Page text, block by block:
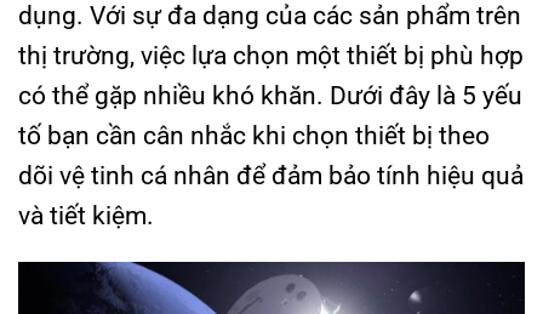
dụng. Với sự đa dạng của các sản phẩm trên
thị trường, việc lựa chọn một thiết bị phù hợp
có thể gặp nhiều khó khăn. Dưới đây là 5 yếu
tố bạn cần cân nhắc khi chọn thiết bị theo
dõi vệ tinh cá nhân để đảm bảo tính hiệu quả
và tiết kiệm.